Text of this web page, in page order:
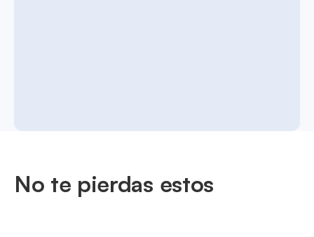
No te pierdas estos